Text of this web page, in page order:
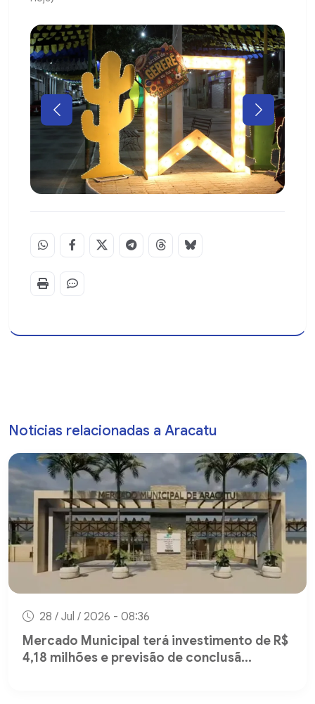
Notícias relacionadas a Aracatu
28 / Jul / 2026 - 08:36
Mercado Municipal terá investimento de R$
4,18 milhões e previsão de conclusã...